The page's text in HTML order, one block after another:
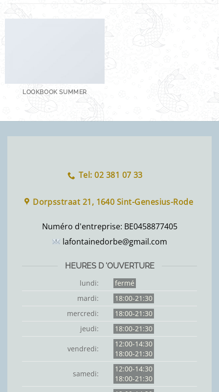
LOOKBOOK SUMMER
Tel: 02 381 07 33
Dorpsstraat 21, 1640 Sint-Genesius-Rode
Numéro d'entreprise: BE0458877405
lafontainedorbe@gmail.com
HEURES D 'OUVERTURE
lundi:
fermé
mardi:
18:00-21:30
mercredi:
18:00-21:30
jeudi:
18:00-21:30
vendredi:
12:00-14:30
18:00-21:30
samedi:
12:00-14:30
18:00-21:30